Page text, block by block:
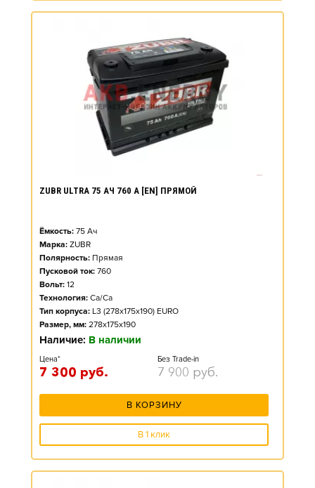
ZUBR ULTRA 75 АЧ 760 А [EN] ПРЯМОЙ
Ёмкость: 75 Ач
Марка: ZUBR
Полярность: Прямая
Пусковой ток: 760
Вольт: 12
Технология: Ca/Ca
Тип корпуса: L3 (278x175x190) EURO
Размер, мм: 278x175x190
Наличие: В наличии
Цена*
7 300 руб.
Без Trade-in
7 900 руб.
В КОРЗИНУ
В 1 клик